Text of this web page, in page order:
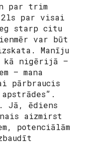
par trim
2ls par visai
starp citu
var būt
Manīju
kā nigērijā –
– mana
pārbraucis
Jā, ēdiens
aizmirst
potenciālām